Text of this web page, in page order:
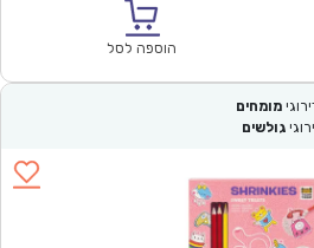
הוספה לסל
מומחים
גולשים